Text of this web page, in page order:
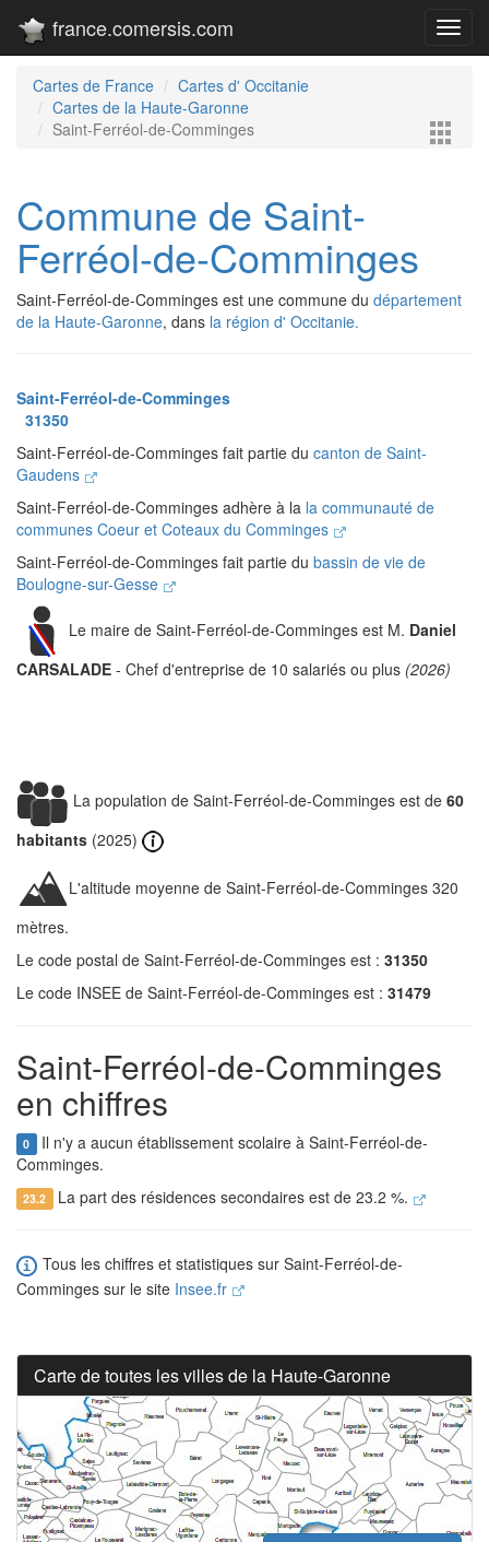
france.comersis.com
Cartes de France
Cartes d' Occitanie
Cartes de la Haute-Garonne
Saint-Ferréol-de-Comminges
Commune de Saint-
Ferréol-de-Comminges
Saint-Ferréol-de-Comminges est une commune du département
de la Haute-Garonne, dans la région d' Occitanie.
Saint-Ferréol-de-Comminges
31350
Saint-Ferréol-de-Comminges fait partie du canton de Saint-
Gaudens
Saint-Ferréol-de-Comminges adhère à la la communauté de
communes Coeur et Coteaux du Comminges
Saint-Ferréol-de-Comminges fait partie du bassin de vie de
Boulogne-sur-Gesse
Le maire de Saint-Ferréol-de-Comminges est M. Daniel
CARSALADE - Chef d'entreprise de 10 salariés ou plus (2026)
La population de Saint-Ferréol-de-Comminges est de 60
habitants (2025)
L'altitude moyenne de Saint-Ferréol-de-Comminges 320
mètres.
Le code postal de Saint-Ferréol-de-Comminges est : 31350
Le code INSEE de Saint-Ferréol-de-Comminges est : 31479
Saint-Ferréol-de-Comminges
en chiffres
0 Il n'y a aucun établissement scolaire à Saint-Ferréol-de-
Comminges.
23.2 La part des résidences secondaires est de 23.2 %.
Tous les chiffres et statistiques sur Saint-Ferréol-de-
Comminges sur le site Insee.fr
Carte de toutes les villes de la Haute-Garonne